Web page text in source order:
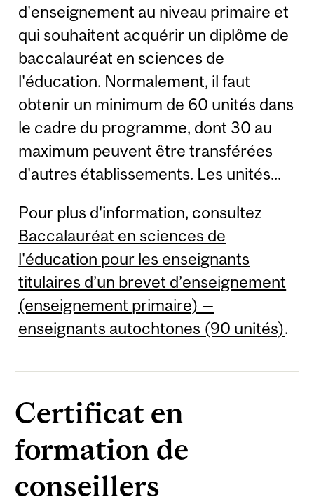
d'enseignement au niveau primaire et
qui souhaitent acquérir un diplôme de
baccalauréat en sciences de
l'éducation. Normalement, il faut
obtenir un minimum de 60 unités dans
le cadre du programme, dont 30 au
maximum peuvent être transférées
d'autres établissements. Les unités...
Pour plus d'information, consultez
Baccalauréat en sciences de
l'éducation pour les enseignants
titulaires d’un brevet d’enseignement
(enseignement primaire) —
enseignants autochtones (90 unités).
Certificat en
formation de
conseillers